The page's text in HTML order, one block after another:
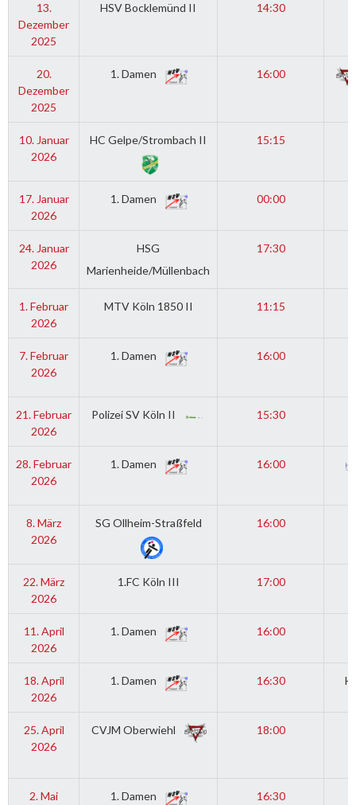
13.
Dezember
2025
HSV Bocklemünd II 14:30
20.
Dezember
2025
1. Damen 16:00
10. Januar
2026
HC Gelpe/Strombach II 15:15
17. Januar
2026
1. Damen 00:00
24. Januar
2026
HSG
Marienheide/Müllenbach
17:30
1. Februar
2026
MTV Köln 1850 II 11:15
7. Februar
2026
1. Damen 16:00
21. Februar
2026
Polizei SV Köln II 15:30
28. Februar
2026
1. Damen 16:00
8. März
2026
SG Ollheim-Straßfeld 16:00
22. März
2026
1.FC Köln III 17:00
11. April
2026
1. Damen 16:00
18. April
2026
1. Damen 16:30
25. April
2026
CVJM Oberwiehl 18:00
2. Mai 1. Damen 16:30